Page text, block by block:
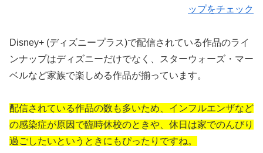
ップをチェック
Disney+ (ディズニープラス)で配信されている作品のライ
ンナップはディズニーだけでなく、スターウォーズ・マー
ベルなど家族で楽しめる作品が揃っています。
配信されている作品の数も多いため、インフルエンザなど
の感染症が原因で臨時休校のときや、休日は家でのんびり
過ごしたいというときにもぴったりですね。